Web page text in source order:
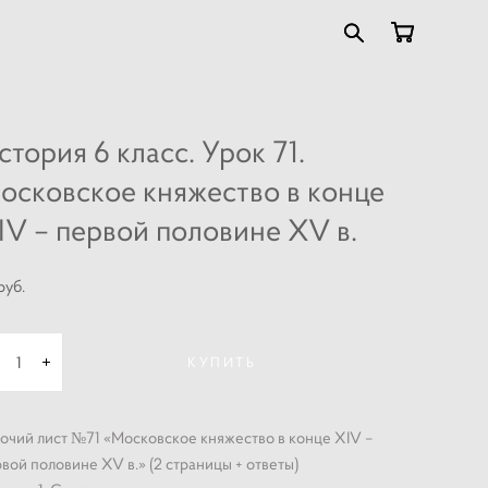
6 класс. Урок 71.
княжество в конце
– первой половине XV в.
КУПИТЬ
лист №71 «Московское княжество в конце XIV –
половине XV в.» (2 страницы + ответы)